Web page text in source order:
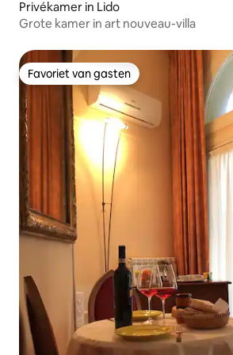
Privékamer in Lido
Grote kamer in art nouveau-villa
Favoriet van gasten
Favoriet van gasten